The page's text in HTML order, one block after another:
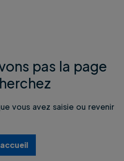
pas la page
vous avez saisie ou revenir